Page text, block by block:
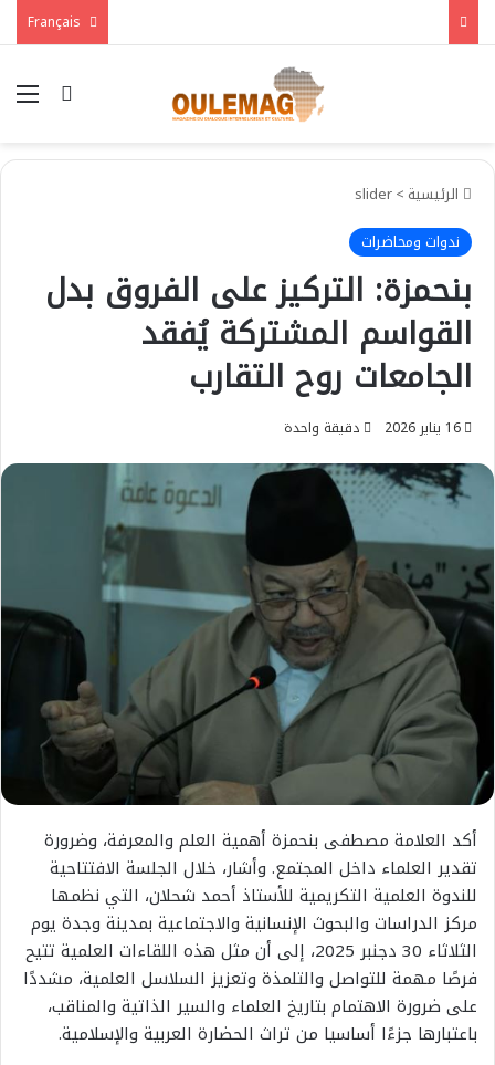
بحث عن
الرئيسية >
slider
ندوات ومحاضرات
بنحمزة: التركيز على الفروق بدل
القواسم المشتركة يُفقد
الجامعات روح التقارب
16 يناير 2026 دقيقة واحدة
أكد العلامة مصطفى بنحمزة أهمية العلم والمعرفة، وضرورة
تقدير العلماء داخل المجتمع. وأشار، خلال الجلسة الافتتاحية
للندوة العلمية التكريمية للأستاذ أحمد شحلان، التي نظمها
مركز الدراسات والبحوث الإنسانية والاجتماعية بمدينة وجدة يوم
الثلاثاء 30 دجنبر 2025، إلى أن مثل هذه اللقاءات العلمية تتيح
فرصًا مهمة للتواصل والتلمذة وتعزيز السلاسل العلمية، مشددًا
على ضرورة الاهتمام بتاريخ العلماء والسير الذاتية والمناقب،
باعتبارها جزءًا أساسيا من تراث الحضارة العربية والإسلامية.